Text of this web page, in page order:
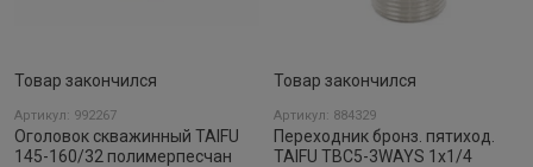
Товар закончился
Артикул: 992267
Оголовок скважинный TAIFU
145-160/32 полимерпесчан
Товар закончился
Артикул: 884329
Переходник бронз. пятиход.
TAIFU TBC5-3WAYS 1х1/4